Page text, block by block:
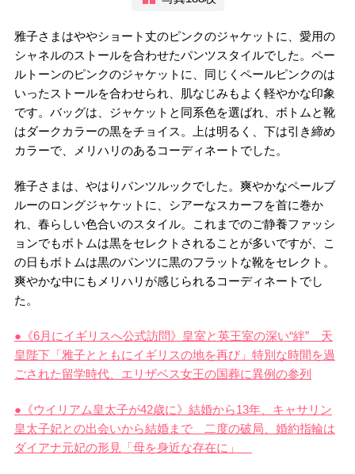
雅子さまはややショート丈のピンクのジャケットに、愛用の
シャネルのストールを合わせたパンツスタイルでした。ペー
ルトーンのピンクのジャケットに、同じくペールピンクのは
いったストールを合わせられ、肌なじみもよく軽やかな印象
です。バッグは、ジャケットと同系色を選ばれ、ボトムと靴
はダークカラーの黒をチョイス。上は明るく、下は引き締め
カラーで、メリハリのあるコーディネートでした。
雅子さまは、やはりパンツルックでした。爽やかなペールブ
ルーのロングジャケットに、シアーなスカーフを首に巻か
れ、春らしい色合いのスタイル。これまでのご静養ファッシ
ョンでもボトムは黒をセレクトされることが多いですが、こ
の日もボトムは黒のパンツに黒のフラットな靴をセレクト。
爽やかな中にもメリハリが感じられるコーディネートでし
た。
●《6月にイギリスへ公式訪問》皇室と英王室の深い“絆” 天
皇陛下「雅子とともにイギリスの地を再び」特別な時間を過
ごされた留学時代、エリザベス女王の国葬に異例の参列
●《ウイリアム皇太子が42歳に》結婚から13年、キャサリン
皇太子妃との出会いから結婚まで 二度の破局、婚約指輪は
ダイアナ元妃の形見「母を身近な存在に」